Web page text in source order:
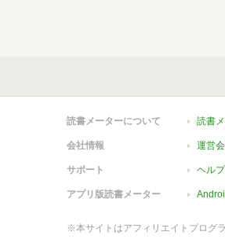
読書メーターについて 読書
会社情報 運営
サポート ヘルプ
アプリ版読書メーター
※本サイトはアフィリエイトプログ